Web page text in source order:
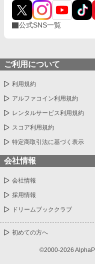
公式SNS一覧
ご利用について
利用規約
アルファコイン利用規約
レンタルサービス利用規約
スコア利用規約
特定商取引法に基づく表示
会社情報
会社情報
採用情報
ドリームブッククラブ
初めての方へ
©2000-2026